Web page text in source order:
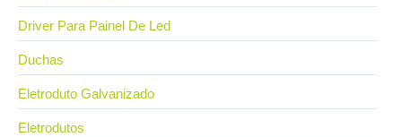
Driver Para Painel De Led
Duchas
Eletroduto Galvanizado
Eletrodutos